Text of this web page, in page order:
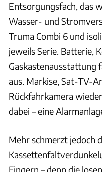
Entsorgungsfach, das
Wasser- und
Truma Combi 6 und
jeweils Serie. Batterie,
Gaskastenausstattung
aus. Markise, Sat-TV-
Rückfahrkamera
dabei – eine
Mehr schmerzt jedoch
Fingern – denn die